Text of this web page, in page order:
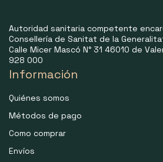
Autoridad sanitaria competente
Consellería de Sanitat de la
Calle Micer Mascó N° 31 46010 de
928 000
Información
Quiénes somos
Métodos de pago
Como comprar
Envíos